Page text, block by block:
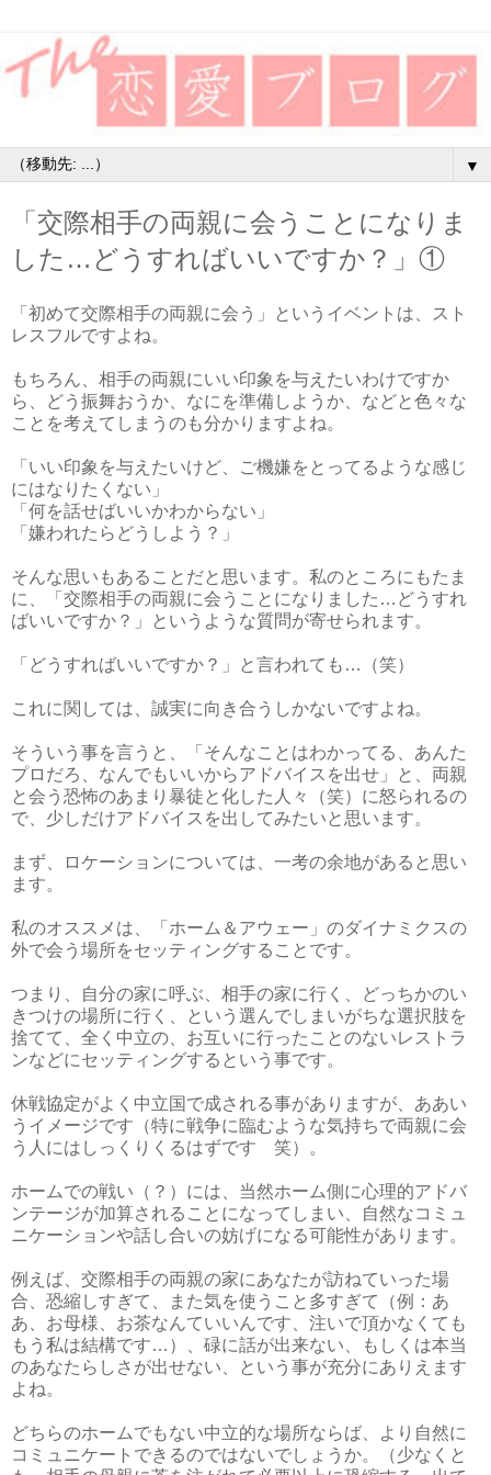
▼
「交際相手の両親に会うことになりま
した…どうすればいいですか？」①
「初めて交際相手の両親に会う」というイベントは、スト
レスフルですよね。
もちろん、相手の両親にいい印象を与えたいわけですか
ら、どう振舞おうか、なにを準備しようか、などと色々な
ことを考えてしまうのも分かりますよね。
「いい印象を与えたいけど、ご機嫌をとってるような感じ
にはなりたくない」
「何を話せばいいかわからない」
「嫌われたらどうしよう？」
そんな思いもあることだと思います。私のところにもたま
に、「交際相手の両親に会うことになりました…どうすれ
ばいいですか？」というような質問が寄せられます。
「どうすればいいですか？」と言われても…（笑）
これに関しては、誠実に向き合うしかないですよね。
そういう事を言うと、「そんなことはわかってる、あんた
プロだろ、なんでもいいからアドバイスを出せ」と、両親
と会う恐怖のあまり暴徒と化した人々（笑）に怒られるの
で、少しだけアドバイスを出してみたいと思います。
まず、ロケーションについては、一考の余地があると思い
ます。
私のオススメは、「ホーム＆アウェー」のダイナミクスの
外で会う場所をセッティングすることです。
つまり、自分の家に呼ぶ、相手の家に行く、どっちかのい
きつけの場所に行く、という選んでしまいがちな選択肢を
捨てて、全く中立の、お互いに行ったことのないレストラ
ンなどにセッティングするという事です。
休戦協定がよく中立国で成される事がありますが、ああい
うイメージです（特に戦争に臨むような気持ちで両親に会
う人にはしっくりくるはずです 笑）。
ホームでの戦い（？）には、当然ホーム側に心理的アドバ
ンテージが加算されることになってしまい、自然なコミュ
ニケーションや話し合いの妨げになる可能性があります。
例えば、交際相手の両親の家にあなたが訪ねていった場
合、恐縮しすぎて、また気を使うこと多すぎて（例：あ
あ、お母様、お茶なんていいんです、注いで頂かなくても
もう私は結構です…）、碌に話が出来ない、もしくは本当
のあなたらしさが出せない、という事が充分にありえます
よね。
どちらのホームでもない中立的な場所ならば、より自然に
コミュニケートできるのではないでしょうか。（少なくと